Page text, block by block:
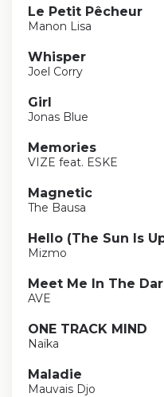
Le Petit Pêcheur
Manon Lisa
Whisper
Joel Corry
Girl
Jonas Blue
Memories
VIZE feat. ESKE
Magnetic
The Bausa
Hello (The Sun Is
Mizmo
Meet Me In The
AVE
ONE TRACK MIND
Naïka
Maladie
Mauvais Djo